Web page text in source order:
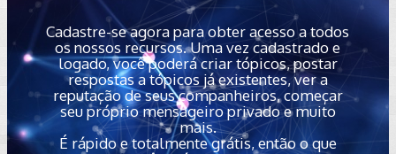
Cadastre-se agora para obter acesso a todos
os nossos recursos. Uma vez cadastrado e
logado, você poderá criar tópicos, postar
respostas a tópicos já existentes, ver a
reputação de seus companheiros, começar
seu próprio mensageiro privado e muito
mais.
É rápido e totalmente grátis, então o que